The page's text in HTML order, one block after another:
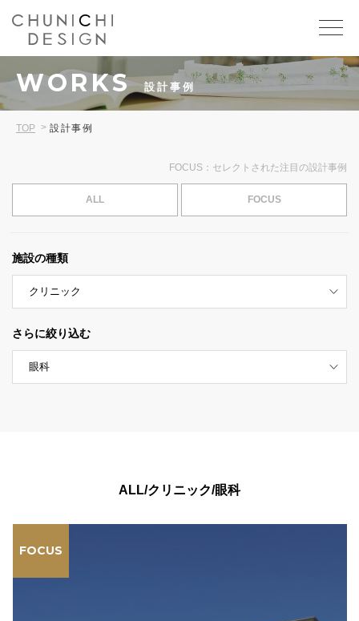
WORKS 設計事例
TOP 設計事例
FOCUS：セレクトされた注目の設計事例
ALL FOCUS
施設の種類
さらに絞り込む
ALL/クリニック/眼科
FOCUS